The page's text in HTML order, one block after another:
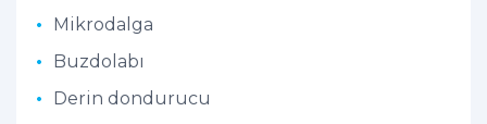
Mikrodalga
Buzdolabı
Derin dondurucu